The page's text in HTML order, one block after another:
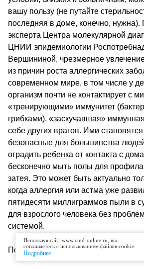
вашу пользу (не путайте
последняя в доме, конечно, нужна).
эксперта Центра молекулярной
ЦНИИ эпидемиологии
Вершининой, чрезмерное
из причин роста аллергических
современном мире, в том числе у
организм почти не контактирует с
«тренирующими» иммунитет
грибками), «заскучавшая»
себе других врагов. Ими
безопасные для большинства
оградить ребенка от контакта с
бесконечно мыть полы для
затея. Это может быть актуально
когда аллергия или астма уже
пятидесяти миллиграммов пыли в
для взрослого человека без
системой.
Подробнее:Wonderzine
Используя сайт www.cmd-online.ru, вы
соглашаетесь с использованием файлов cookie.
Подробнее